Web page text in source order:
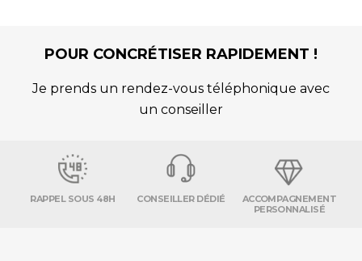
POUR CONCRÉTISER RAPIDEMENT !
Je prends un rendez-vous téléphonique avec
un conseiller
RAPPEL SOUS 48H CONSEILLER DÉDIÉ
ACCOMPAGNEMENT
PERSONNALISÉ